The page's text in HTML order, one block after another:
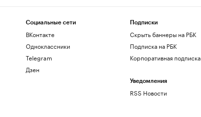
Социальные сети
ВКонтакте
Одноклассники
Telegram
Дзен
Подписки
Скрыть баннеры на РБК
Подписка на РБК
Корпоративная подписка
Уведомления
RSS Новости